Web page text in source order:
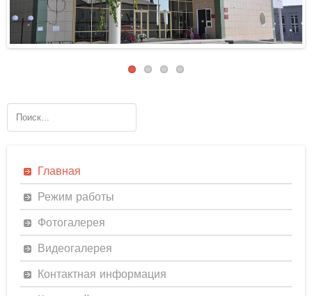
Главная
Режим работы
Фотогалерея
Видеогалерея
Контактная информация